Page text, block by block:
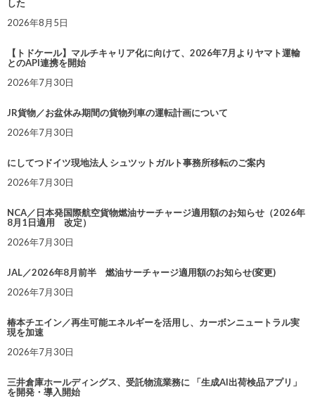
した
2026年8月5日
【トドケール】マルチキャリア化に向けて、2026年7月よりヤマト運輸
とのAPI連携を開始
2026年7月30日
JR貨物／お盆休み期間の貨物列車の運転計画について
2026年7月30日
にしてつドイツ現地法人 シュツットガルト事務所移転のご案内
2026年7月30日
NCA／日本発国際航空貨物燃油サーチャージ適用額のお知らせ（2026年
8月1日適用 改定）
2026年7月30日
JAL／2026年8月前半 燃油サーチャージ適用額のお知らせ(変更)
2026年7月30日
椿本チエイン／再生可能エネルギーを活用し、カーボンニュートラル実
現を加速
2026年7月30日
三井倉庫ホールディングス、受託物流業務に 「生成AI出荷検品アプリ」
を開発・導入開始